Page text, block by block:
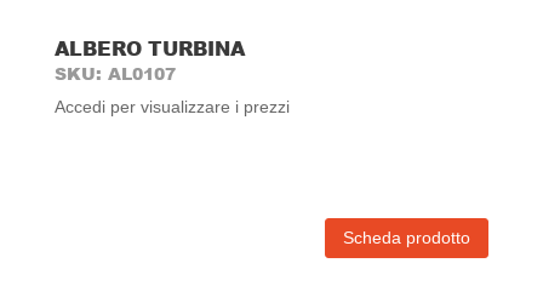
ALBERO TURBINA
SKU: AL0107
Accedi per visualizzare i prezzi
Scheda prodotto